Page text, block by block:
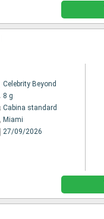
Celebrity Beyond
8 g
Cabina standard
Miami
27/09/2026